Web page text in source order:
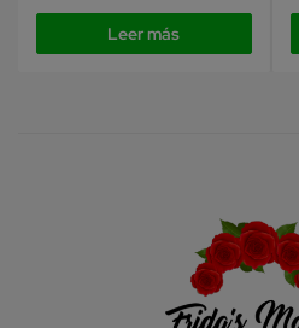
Leer más